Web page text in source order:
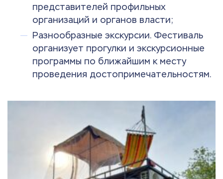
представителей профильных
организаций и органов власти;
Разнообразные экскурсии. Фестиваль
организует прогулки и экскурсионные
программы по ближайшим к месту
проведения достопримечательностям.